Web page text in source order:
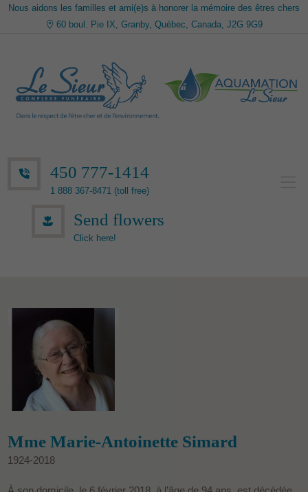
Nous aidons les familles et ami(e)s à honorer la mémoire des êtres chers
60 boul. Pie IX, Granby, Québec, Canada, J2G 9G9
450 777-1414
1 888 367-8471 (toll free)
Send flowers
Click here!
Mme Marie-Antoinette Simard
1924-2018